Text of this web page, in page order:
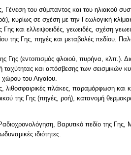
του σύμπαντος και του ηλιακού
κυρίως σε σχέση με την Γεωλογική
και ελλειψοειδές, γεωειδές, σχέση
της Γης, πηγές και μεταβολές πεδίου.
Γης (εντοπισμός φλοιού, πυρήνα, κλπ.).
και απόσβεσης των σεισμικών
του Αιγαίου.
πλάκες, παραμόρφωση και
της Γης (πηγές, ροή), κατανομή
Βαρυτικό πεδίο της Γης,
ιδιότητες.